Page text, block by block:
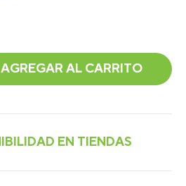
AGREGAR AL CARRITO